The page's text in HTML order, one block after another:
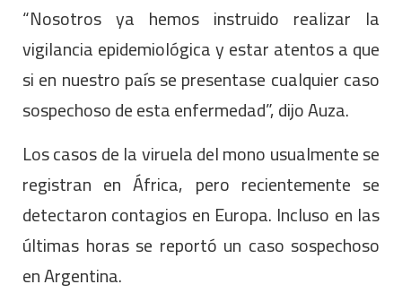
“Nosotros ya hemos instruido realizar la
vigilancia epidemiológica y estar atentos a que
si en nuestro país se presentase cualquier caso
sospechoso de esta enfermedad”, dijo Auza.
Los casos de la viruela del mono usualmente se
registran en África, pero recientemente se
detectaron contagios en Europa. Incluso en las
últimas horas se reportó un caso sospechoso
en Argentina.